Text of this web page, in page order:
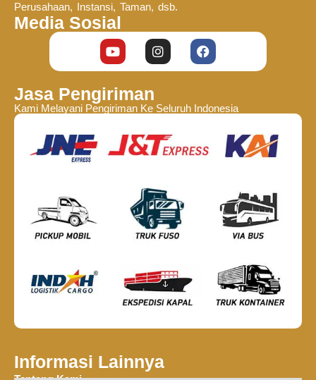
Perusahaan, Instansi, Taman, dsb.
Media Sosial
Jasa Pengiriman
Kami Melayani Pengiriman Ke Seluruh Indonesia
Informasi Lainnya